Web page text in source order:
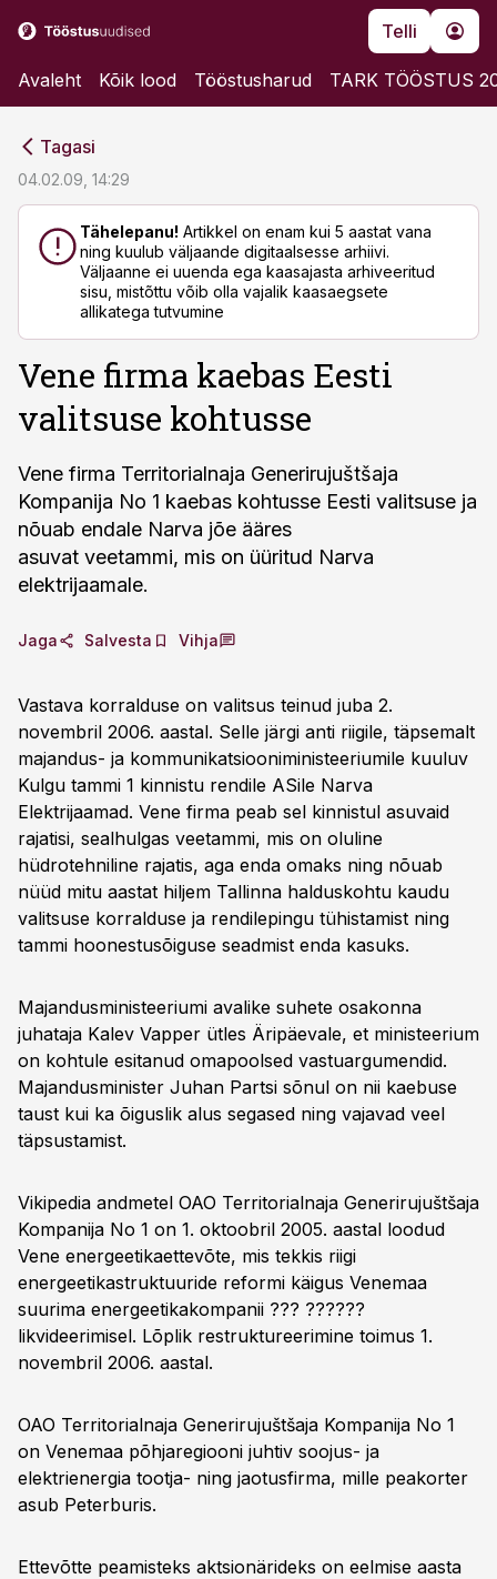
Telli
Avaleht Kõik lood Tööstusharud TARK TÖÖSTUS
Tagasi
04.02.09, 14:29
Tähelepanu! Artikkel on enam kui 5 aastat vana
ning kuulub väljaande digitaalsesse arhiivi.
Väljaanne ei uuenda ega kaasajasta arhiveeritud
sisu, mistõttu võib olla vajalik kaasaegsete
allikatega tutvumine
Vene firma kaebas Eesti
valitsuse kohtusse
Vene firma Territorialnaja Generirujuštšaja
Kompanija No 1 kaebas kohtusse Eesti valitsuse ja
nõuab endale Narva jõe ääres
asuvat veetammi, mis on üüritud Narva
elektrijaamale.
Jaga Salvesta Vihja
Vastava korralduse on valitsus teinud juba 2.
novembril 2006. aastal. Selle järgi anti riigile, täpsemalt
majandus- ja kommunikatsiooniministeeriumile kuuluv
Kulgu tammi 1 kinnistu rendile ASile Narva
Elektrijaamad. Vene firma peab sel kinnistul asuvaid
rajatisi, sealhulgas veetammi, mis on oluline
hüdrotehniline rajatis, aga enda omaks ning nõuab
nüüd mitu aastat hiljem Tallinna halduskohtu kaudu
valitsuse korralduse ja rendilepingu tühistamist ning
tammi hoonestusõiguse seadmist enda kasuks.
Majandusministeeriumi avalike suhete osakonna
juhataja Kalev Vapper ütles Äripäevale, et ministeerium
on kohtule esitanud omapoolsed vastuargumendid.
Majandusminister Juhan Partsi sõnul on nii kaebuse
taust kui ka õiguslik alus segased ning vajavad veel
täpsustamist.
Vikipedia andmetel OAO Territorialnaja Generirujuštšaja
Kompanija No 1 on 1. oktoobril 2005. aastal loodud
Vene energeetikaettevõte, mis tekkis riigi
energeetikastruktuuride reformi käigus Venemaa
suurima energeetikakompanii ??? ??????
likvideerimisel. Lõplik restruktureerimine toimus 1.
novembril 2006. aastal.
OAO Territorialnaja Generirujuštšaja Kompanija No 1
on Venemaa põhjaregiooni juhtiv soojus- ja
elektrienergia tootja- ning jaotusfirma, mille peakorter
asub Peterburis.
Ettevõtte peamisteks aktsionärideks on eelmise aasta